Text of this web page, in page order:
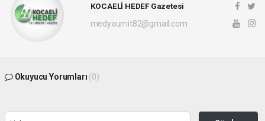
KOCAELİ HEDEF Gazetesi
medyaumit82@gmail.com
Okuyucu Yorumları (0)